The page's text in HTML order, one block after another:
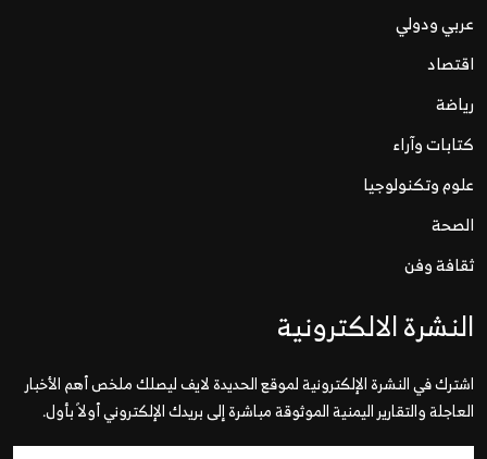
عربي ودولي
اقتصاد
رياضة
كتابات وآراء
علوم وتكنولوجيا
الصحة
ثقافة وفن
النشرة الالكترونية
اشترك في النشرة الإلكترونية لموقع الحديدة لايف ليصلك ملخص أهم الأخبار
العاجلة والتقارير اليمنية الموثوقة مباشرة إلى بريدك الإلكتروني أولاً بأول.